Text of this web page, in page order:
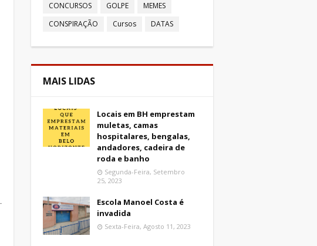
CONCURSOS
GOLPE
MEMES
CONSPIRAÇÃO
Cursos DATAS
MAIS LIDAS
Locais em BH emprestam
muletas, camas
hospitalares, bengalas,
andadores, cadeira de
roda e banho
Segunda-Feira, Setembro
25, 2023
Escola Manoel Costa é
invadida
Sexta-Feira, Agosto 11, 2023